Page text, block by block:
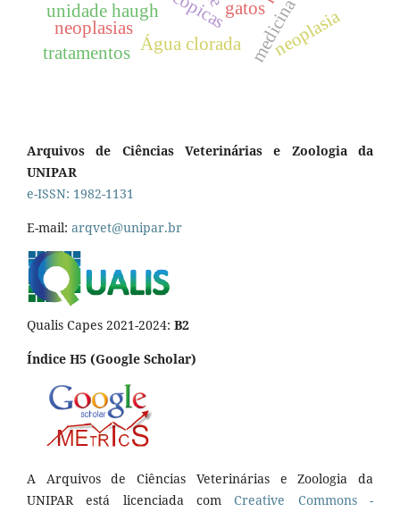
gatos
unidade haugh neoplasia
Água clorada
neoplasias
tratamentos
Arquivos de Ciências Veterinárias e Zoologia da
UNIPAR
e-ISSN: 1982-1131
E-mail: arqvet@unipar.br
Qualis Capes 2021-2024: B2
Índice H5 (Google Scholar)
A Arquivos de Ciências Veterinárias e Zoologia da
UNIPAR está licenciada comCreative Commons -